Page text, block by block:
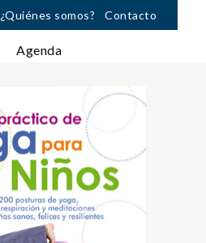
¿Quiénes somos? Contacto
Agenda